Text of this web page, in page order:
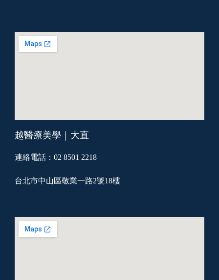
越醫療美學｜大直
連絡電話：02 8501 2218
台北市中山區敬業一路2號18樓